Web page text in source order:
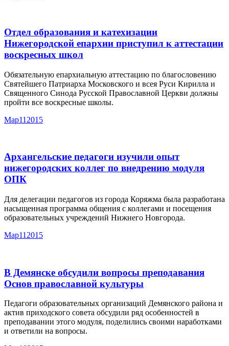
Отдел образования и катехизации
Нижегородской епархии приступил к аттестации
воскресных школ
Обязательную епархиальную аттестацию по благословению
Святейшего Патриарха Московского и всея Руси Кирилла и
Священного Синода Русской Православной Церкви должны
пройти все воскресные школы.
Мар11 2015
Архангельские педагоги изучили опыт
нижегородских коллег по внедрению модуля
ОПК
Для делегации педагогов из города Коряжма была разработана
насыщенная программа общения с коллегами и посещения
образовательных учреждений Нижнего Новгорода.
Мар11 2015
В Демянске обсудили вопросы преподавания
Основ православной культуры
Педагоги образовательных организаций Демянского района и
актив приходского совета обсудили ряд особенностей в
преподавании этого модуля, поделились своими наработками
и ответили на вопросы.